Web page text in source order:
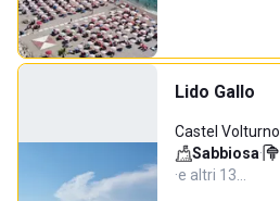
Lido Gallo
Castel Volturno
Sabbiosa·
·e altri 13…